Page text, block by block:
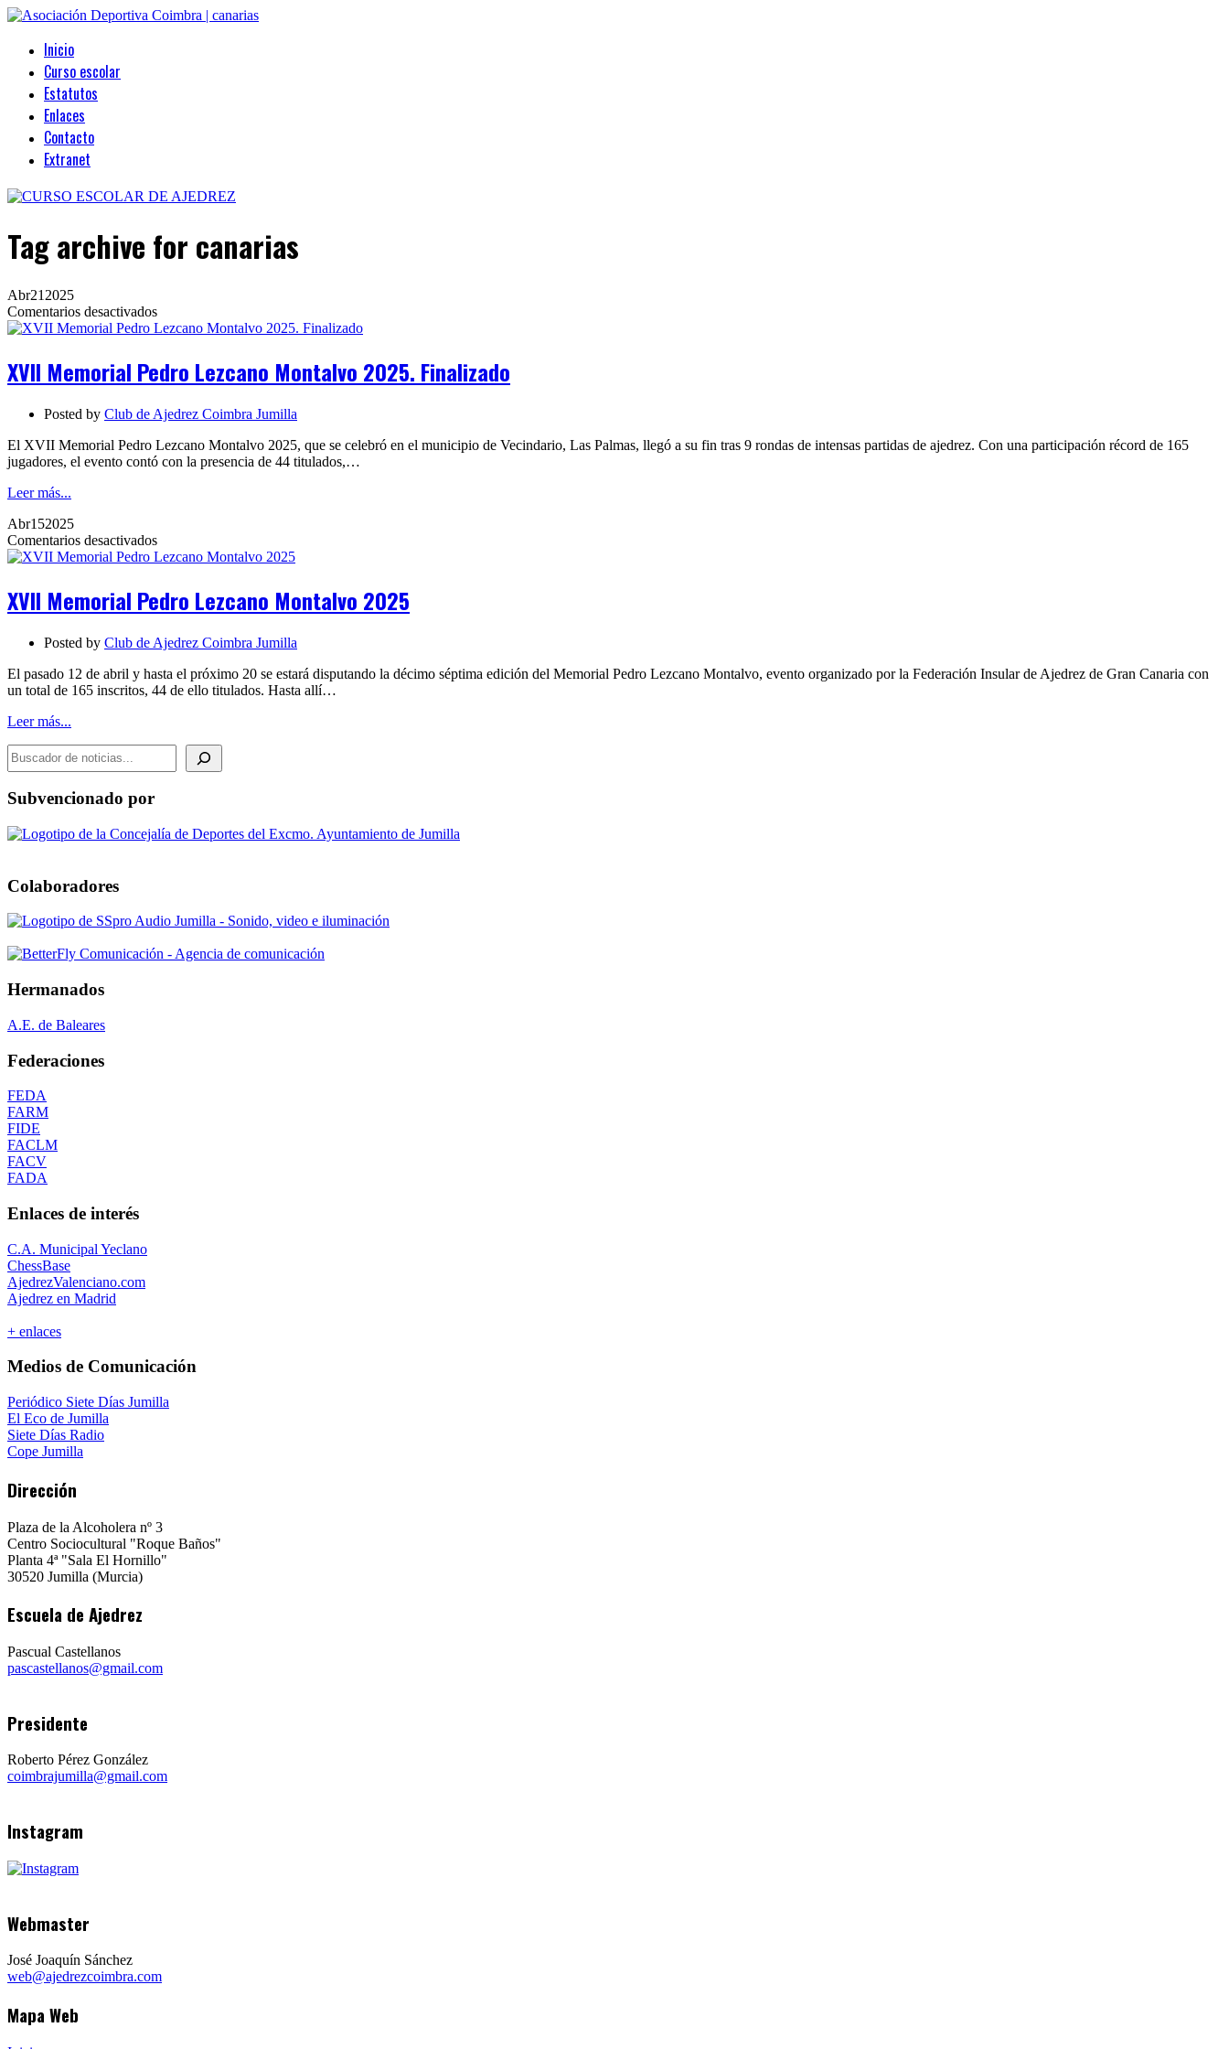
Inicio
Curso escolar
Estatutos
Enlaces
Contacto
Extranet
Tag archive for canarias
Abr21 2025
Comentarios desactivadosen
XVII
Lezcano
2025.
Finalizado
XVII Memorial Pedro Lezcano Montalvo 2025. Finalizado
Posted by Club de Ajedrez Coimbra Jumilla
El XVII Memorial Pedro Lezcano Montalvo 2025, que se celebró en el municipio de Vecindario, Las Palmas, llegó a su fin tras 9 rondas de intensas partidas de ajedrez. Con una participación récord de 165
jugadores, el evento contó con la presencia de 44 titulados,…
Leer más...
Abr152025
Comentarios desactivadosen
XVII
Lezcano
2025
XVII Memorial Pedro Lezcano Montalvo 2025
Posted by Club de Ajedrez Coimbra Jumilla
El pasado 12 de abril y hasta el próximo 20 se estará disputando la décimo séptima edición del Memorial Pedro Lezcano Montalvo, evento organizado por la Federación Insular de Ajedrez de Gran Canaria con
un total de 165 inscritos, 44 de ello titulados. Hasta allí…
Leer más...
BUSCADOR DE NOTICIAS
Subvencionado por
Colaboradores
Hermanados
A.E. de Baleares
Federaciones
FEDA
FARM
FIDE
FACLM
FACV
FADA
Enlaces de interés
C.A. Municipal Yeclano
ChessBase
AjedrezValenciano.com
Ajedrez en Madrid
+ enlaces
Medios de Comunicación
Periódico Siete Días Jumilla
El Eco de Jumilla
Siete Días Radio
Cope Jumilla
Dirección
Plaza de la Alcoholera nº 3
Centro Sociocultural "Roque Baños"
Planta 4ª "Sala El Hornillo"
30520 Jumilla (Murcia)
Escuela de Ajedrez
Pascual Castellanos
pascastellanos@gmail.com
Presidente
Roberto Pérez González
coimbrajumilla@gmail.com
Instagram
Webmaster
José Joaquín Sánchez
web@ajedrezcoimbra.com
Mapa Web